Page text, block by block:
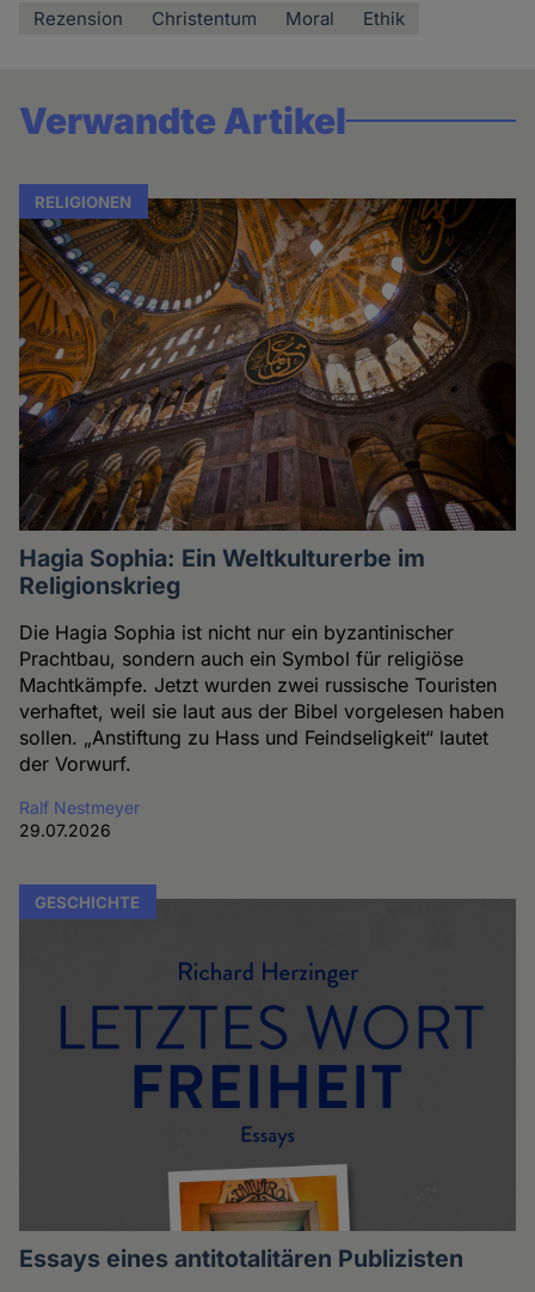
Rezension Christentum Moral Ethik
Verwandte Artikel
RELIGIONEN
Hagia Sophia: Ein Weltkulturerbe im
Religionskrieg
Die Hagia Sophia ist nicht nur ein byzantinischer
Prachtbau, sondern auch ein Symbol für religiöse
Machtkämpfe. Jetzt wurden zwei russische Touristen
verhaftet, weil sie laut aus der Bibel vorgelesen haben
sollen. „Anstiftung zu Hass und Feindseligkeit“ lautet
der Vorwurf.
Ralf Nestmeyer
29.07.2026
GESCHICHTE
Essays eines antitotalitären Publizisten